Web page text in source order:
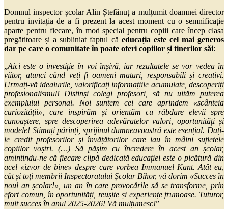
Domnul inspector școlar Alin Ștefănuț a mulțumit doamnei director
pentru invitația de a fi prezent la acest moment cu o semnificație
aparte pentru fiecare, în mod special pentru copiii care încep clasa
pregătitoare și a subliniat faptul că educația este cel mai generos
dar pe care o comunitate în poate oferi copiilor și tinerilor săi:
„Aici este o investiție în voi înșivă, iar rezultatele se vor vedea în
viitor, atunci când veți fi oameni maturi, responsabili și creativi.
Urmați-vă idealurile, valorificați informațiile acumulate, descoperiți
profesionalismul! Distinși colegi profesori, să nu uităm puterea
exemplului personal. Noi suntem cei care aprindem «scânteia
curiozității», care inspirăm și orientăm cu răbdare elevii spre
cunoaștere, spre descoperirea adevăratelor valori, oportunități și
modele! Stimați părinți, sprijinul dumneavoastră este esențial. Dați-
le credit profesorilor și învățătorilor care iau în mâini sufletele
copiilor voștri. (…) Să pășim cu încredere în acest an școlar,
amintindu-ne că fiecare clipă dedicată educației este o picătură din
acel «izvor de bine» despre care vorbea Immanuel Kant. Atât eu,
cât și toți membrii Inspectoratului Școlar Bihor, vă dorim «Succes în
noul an școlar!», un an în care provocările să se transforme, prin
efort comun, în oportunități, reușite și experiențe frumoase. Tuturor,
mult succes în anul 2025-2026! Vă mulțumesc!”